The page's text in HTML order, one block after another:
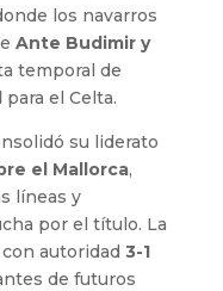
los navarros
Ante Budimir y
temporal de
para el Celta.
su liderato
el Mallorca,
líneas y
por el título. La
autoridad 3-1
de futuros